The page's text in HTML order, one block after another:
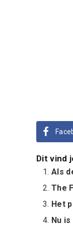
Dit vind
Als
The
Het
Nu